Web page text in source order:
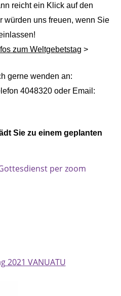
reicht ein Klick auf den
würden uns freuen, wenn Sie
zum Weltgebetstag >
gerne wenden an:
4048320 oder Email:
Sie zu einem geplanten
per zoom
2021 VANUATU